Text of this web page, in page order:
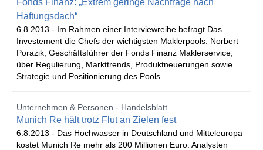
Fonds Finanz: „Extrem geringe Nachfrage nach
Haftungsdach“
6.8.2013 - Im Rahmen einer Interviewreihe befragt Das
Investement die Chefs der wichtigsten Maklerpools. Norbert
Porazik, Geschäftsführer der Fonds Finanz Maklerservice,
über Regulierung, Markttrends, Produktneuerungen sowie
Strategie und Positionierung des Pools.
Unternehmen & Personen - Handelsblatt
Munich Re hält trotz Flut an Zielen fest
6.8.2013 - Das Hochwasser in Deutschland und Mitteleuropa
kostet Munich Re mehr als 200 Millionen Euro. Analysten